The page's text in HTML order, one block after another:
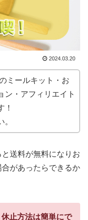
2024.03.20
ミールキット・お
ン・アフィリエイト
！
送料が無料になりお
があったらできるか
止方法は簡単にで